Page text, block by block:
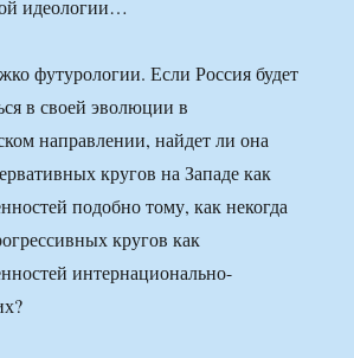
идеологии…
футурологии. Если Россия будет
в своей эволюции в
направлении, найдет ли она
кругов на Западе как
подобно тому, как некогда
кругов как
интернационально-